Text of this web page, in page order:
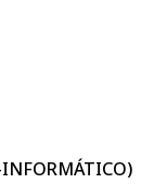
INFORMÁTICO)